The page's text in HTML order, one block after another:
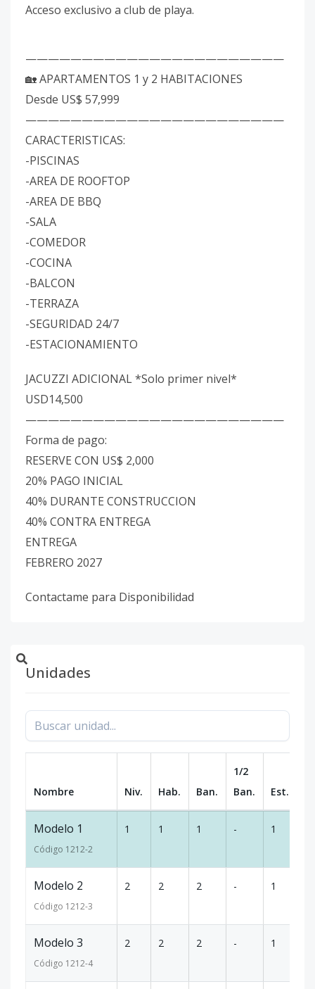
Acceso exclusivo a club de playa.
———————————————————————
🏡 APARTAMENTOS 1 y 2 HABITACIONES
Desde US$ 57,999
———————————————————————
CARACTERISTICAS:
-PISCINAS
-AREA DE ROOFTOP
-AREA DE BBQ
-SALA
-COMEDOR
-COCINA
-BALCON
-TERRAZA
-SEGURIDAD 24/7
-ESTACIONAMIENTO
JACUZZI ADICIONAL *Solo primer nivel*
USD14,500
———————————————————————
Forma de pago:
RESERVE CON US$ 2,000
20% PAGO INICIAL
40% DURANTE CONSTRUCCION
40% CONTRA ENTREGA
ENTREGA
FEBRERO 2027
Contactame para Disponibilidad
Unidades
Nombre Niv. Hab. Ban.
1/2
Ban.
Est.
Modelo 1
Código 1212-2
1 1 1 - 1
Modelo 2
Código 1212-3
2 2 2 - 1
Modelo 3
Código 1212-4
2 2 2 - 1